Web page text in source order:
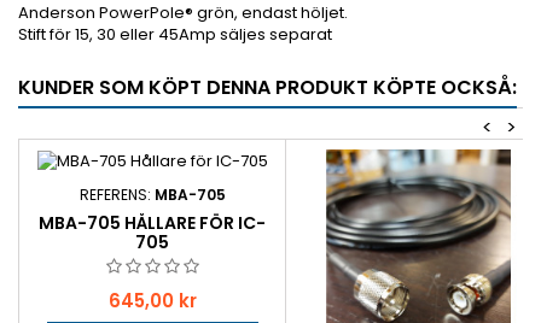
Anderson PowerPole® grön, endast höljet.
Stift för 15, 30 eller 45Amp säljes separat
KUNDER SOM KÖPT DENNA PRODUKT KÖPTE OCKSÅ:
>
<
REFERENS: MBA-705
MBA-705 HÅLLARE FÖR IC-
705
Pris
645,00 kr